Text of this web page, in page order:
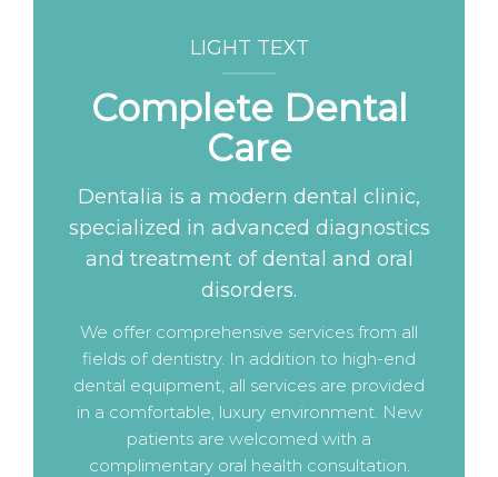
LIGHT TEXT
Complete Dental
Care
Dentalia is a modern dental clinic,
specialized in advanced diagnostics
and treatment of dental and oral
disorders.
We offer comprehensive services from all
fields of dentistry. In addition to high-end
dental equipment, all services are provided
in a comfortable, luxury environment. New
patients are welcomed with a
complimentary oral health consultation.